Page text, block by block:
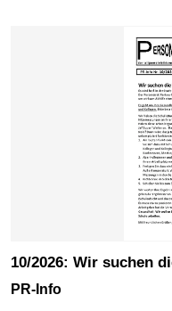
10/2026: Wir suchen
PR-Info